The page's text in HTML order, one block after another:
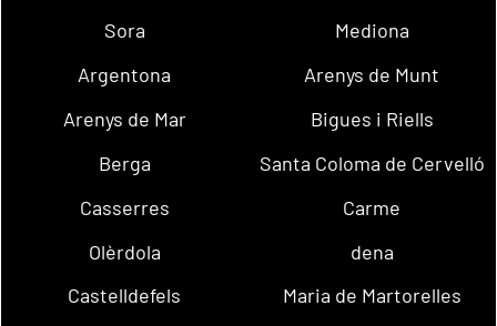
Sora
Mediona
Argentona
Arenys de Munt
Arenys de Mar
Bigues i Riells
Berga
Santa Coloma de Cervelló
Casserres
Carme
Olèrdola
dena
Castelldefels
Maria de Martorelles